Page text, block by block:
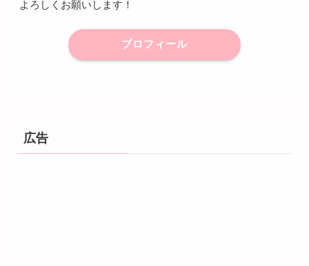
よろしくお願いします！
プロフィール
広告